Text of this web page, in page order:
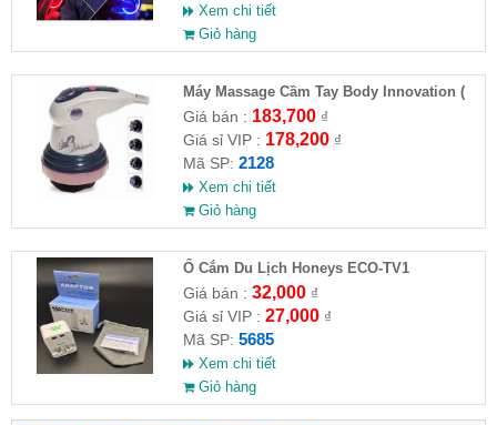
Xem chi tiết
Giỏ hàng
Máy Massage Cầm Tay Body Innovation (
HĐ )
Giá bán : 183,700₫
Giá sỉ VIP : 178,200₫
Mã SP: 2128
Xem chi tiết
Giỏ hàng
Ổ Cắm Du Lịch Honeys ECO-TV1
Giá bán : 32,000₫
Giá sỉ VIP : 27,000₫
Mã SP: 5685
Xem chi tiết
Giỏ hàng